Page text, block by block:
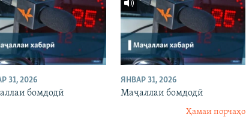
31, 2026
бомдодӣ
ЯНВАР 31, 2026
Маҷаллаи бомдодӣ
Ҳамаи порчаҳо